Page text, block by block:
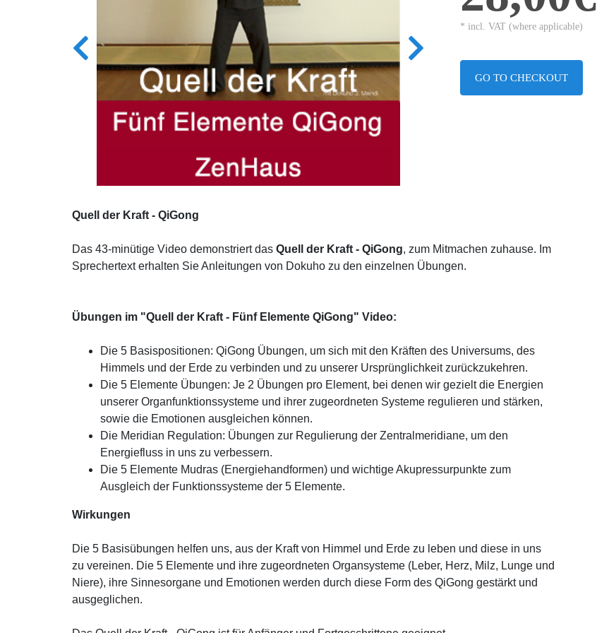
* incl. VAT (where applicable)
GO TO CHECKOUT
Quell der Kraft - QiGong
Das 43-minütige Video demonstriert das Quell der Kraft - QiGong, zum Mitmachen zuhause. Im
Sprechertext erhalten Sie Anleitungen von Dokuho zu den einzelnen Übungen.
Übungen im "Quell der Kraft - Fünf Elemente QiGong" Video:
Die 5 Basispositionen: QiGong Übungen, um sich mit den Kräften des Universums, des
Himmels und der Erde zu verbinden und zu unserer Ursprünglichkeit zurückzukehren.
Die 5 Elemente Übungen: Je 2 Übungen pro Element, bei denen wir gezielt die Energien
unserer Organfunktionssysteme und ihrer zugeordneten Systeme regulieren und stärken,
sowie die Emotionen ausgleichen können.
Die Meridian Regulation: Übungen zur Regulierung der Zentralmeridiane, um den
Energiefluss in uns zu verbessern.
Die 5 Elemente Mudras (Energiehandformen) und wichtige Akupressurpunkte zum
Ausgleich der Funktionssysteme der 5 Elemente.
Wirkungen
Die 5 Basisübungen helfen uns, aus der Kraft von Himmel und Erde zu leben und diese in uns
zu vereinen. Die 5 Elemente und ihre zugeordneten Organsysteme (Leber, Herz, Milz, Lunge und
Niere), ihre Sinnesorgane und Emotionen werden durch diese Form des QiGong gestärkt und
ausgeglichen.